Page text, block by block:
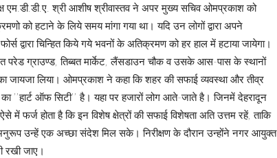
एम.डी.डी.ए. श्री आशीष श्रीवास्तव ने अपर मुख्य सचिव ओमप्रकाश को
को हटाने के लिये समय मांगा गया था। यदि उन लोगों द्वारा अपने
द्वारा चिन्हित किये गये भवनों के अतिक्रमण को हर हाल में हटाया जायेगा।
ग्राउण्ड, तिब्बत मार्केट, लैंसडाउन चौक व उसके आस-पास के स्थानों
का जायजा लिया। ओमप्रकाश ने कहा कि शहर की सफाई व्यवस्था और तीव्र
’’हार्ट ऑफ सिटी’’ है। यहा पर हजारों लोग आते-जाते है। जिनमें देहरादून
में फर्ज होता है कि इन विशेष क्षेत्रों की सफाई विशेषता अति उत्तम रहें, ताकि
उन्हें एक अच्छा संदेश मिल सके। निरीक्षण के दौरान उन्होंने नगर आयुक्त
रखी जाए।